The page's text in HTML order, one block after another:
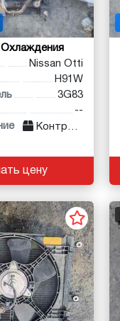
Nissan Otti
H91W
3G83
--
Контракт
цену